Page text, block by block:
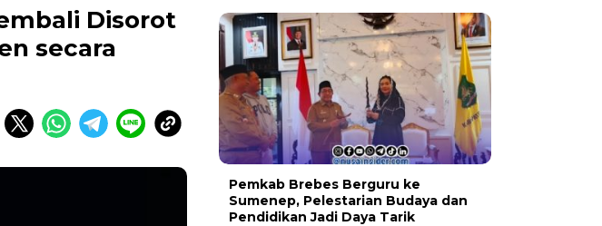
Disorot
secara
Pemkab Brebes Berguru ke
Sumenep, Pelestarian Budaya dan
Pendidikan Jadi Daya Tarik